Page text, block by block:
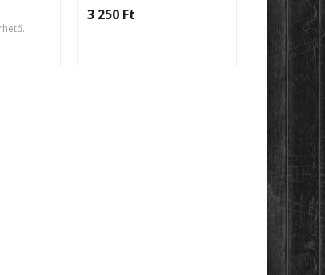
3 250 Ft‎ -
16